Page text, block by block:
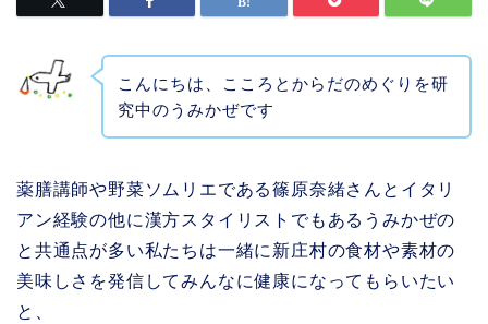
こんにちは、こころとからだのめぐりを研
究中のうみかぜです
薬膳講師や野菜ソムリエである篠原奈緒さんとイタリ
アン経験の他に漢方スタイリストでもあるうみかぜの
と共通点が多い私たちは一緒に新庄村の食材や素材の
美味しさを発信してみんなに健康になってもらいたい
と、